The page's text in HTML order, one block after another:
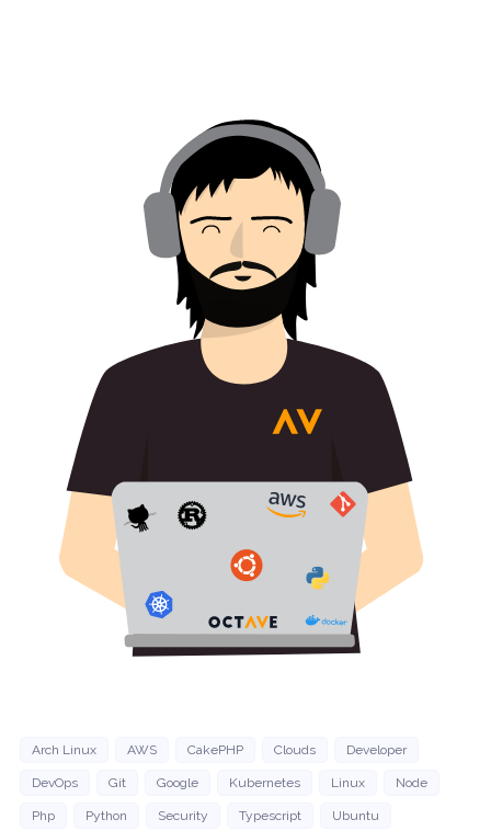
Arch Linux AWS CakePHP Clouds Developer
DevOps Git Google Kubernetes Linux Node
Php Python Security Typescript Ubuntu